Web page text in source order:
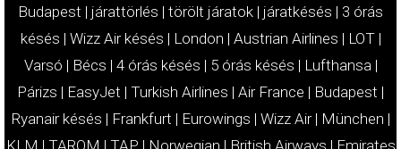
Budapest | járattörlés | törölt járatok | járatkésés | 3 órás
késés | Wizz Air késés | London | Austrian Airlines | LOT|
Varsó | Bécs | 4 órás késés | 5 órás késés | Lufthansa|
Párizs | EasyJet | Turkish Airlines | Air France | Budapest |
Ryanair késés | Frankfurt | Eurowings | Wizz Air| München |
KLM | TAROM | TAP | Norwegian | British Airways | Emirates